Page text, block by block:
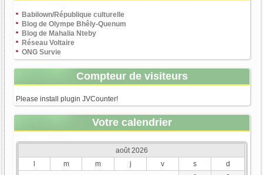
Babilown/République culturelle
Blog de Olympe Bhêly-Quenum
Blog de Mahalia Nteby
Réseau Voltaire
ONG Survie
Compteur de visiteurs
Please install plugin JVCounter!
Votre calendrier
août 2026
l
m m j v s
d